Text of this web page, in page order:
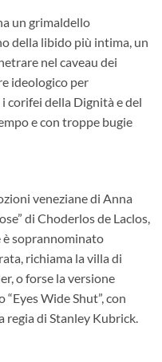
un grimaldello
della libido più intima, un
nel caveau dei
ideologico per
corifei della Dignità e del
e con troppe bugie
veneziane di Anna
di Choderlos de Laclos,
soprannominato
richiama la villa di
o forse la versione
Wide Shut”, con
regia di Stanley Kubrick.